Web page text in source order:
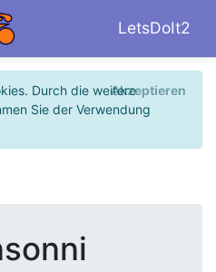
LetsDoIt2
Durch die weitere
Sie der Verwendung
Akzeptieren